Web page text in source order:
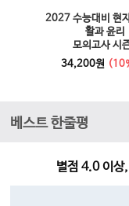
2027 수능대비 현
활과 윤리
모의고사 시
34,200원
이전 슬라이드
베스트 한줄평
별점 4.0 이상